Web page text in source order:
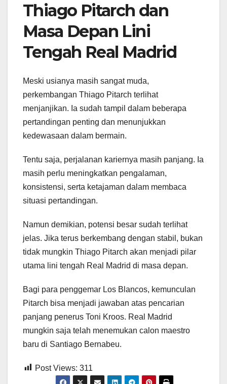
Thiago Pitarch dan
Masa Depan Lini
Tengah Real Madrid
Meski usianya masih sangat muda,
perkembangan Thiago Pitarch terlihat
menjanjikan. Ia sudah tampil dalam beberapa
pertandingan penting dan menunjukkan
kedewasaan dalam bermain.
Tentu saja, perjalanan kariernya masih panjang. Ia
masih perlu meningkatkan pengalaman,
konsistensi, serta ketajaman dalam membaca
situasi pertandingan.
Namun demikian, potensi besar sudah terlihat
jelas. Jika terus berkembang dengan stabil, bukan
tidak mungkin Thiago Pitarch akan menjadi pilar
utama lini tengah Real Madrid di masa depan.
Bagi para penggemar Los Blancos, kemunculan
Pitarch bisa menjadi jawaban atas pencarian
panjang penerus Toni Kroos. Real Madrid
mungkin saja telah menemukan calon maestro
baru di Santiago Bernabeu.
Post Views: 311